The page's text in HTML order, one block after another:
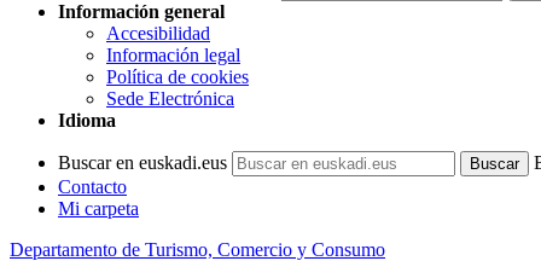
Información general
Accesibilidad
Información legal
Política de cookies
Sede Electrónica
Idioma
Buscar en euskadi.eus
Contacto
Mi carpeta
Departamento de Turismo, Comercio y Consumo